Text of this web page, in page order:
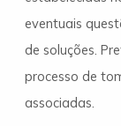
eventuais
de soluções.
processo de
associadas.